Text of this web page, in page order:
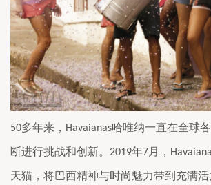
50多年来， Havaianas哈唯纳一直在全球
断进行挑战和创新。 2019年7月，
天猫，将巴西精神与时尚魅力带到充满